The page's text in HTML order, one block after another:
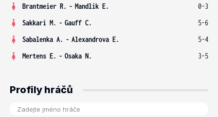
Brantmeier R. - Mandlik E.
0-3
Sakkari M. - Gauff C.
5-6
Sabalenka A. - Alexandrova E.
5-4
Mertens E. - Osaka N. 3-5
Profily hráčů